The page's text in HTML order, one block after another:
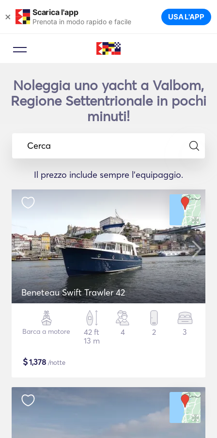
× Scarica l'app
Prenota in modo rapido e facile USA L'APP
Noleggia uno yacht a Valbom,
Regione Settentrionale in pochi
minuti!
Cerca
Il prezzo include sempre l'equipaggio.
Beneteau Swift Trawler 42
Barca a motore
42 ft
13 m
4 2 3
$1,378 /notte